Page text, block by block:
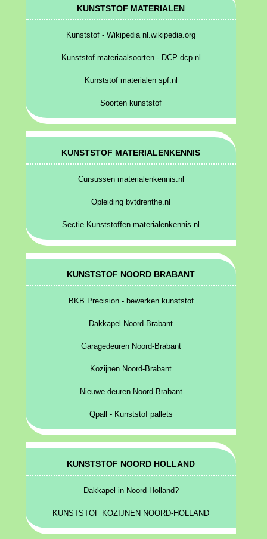
KUNSTSTOF MATERIALEN
Kunststof - Wikipedia nl.wikipedia.org
Kunststof materiaalsoorten - DCP dcp.nl
Kunststof materialen spf.nl
Soorten kunststof
KUNSTSTOF MATERIALENKENNIS
Cursussen materialenkennis.nl
Opleiding bvtdrenthe.nl
Sectie Kunststoffen materialenkennis.nl
KUNSTSTOF NOORD BRABANT
BKB Precision - bewerken kunststof
Dakkapel Noord-Brabant
Garagedeuren Noord-Brabant
Kozijnen Noord-Brabant
Nieuwe deuren Noord-Brabant
Qpall - Kunststof pallets
KUNSTSTOF NOORD HOLLAND
Dakkapel in Noord-Holland?
KUNSTSTOF KOZIJNEN NOORD-HOLLAND